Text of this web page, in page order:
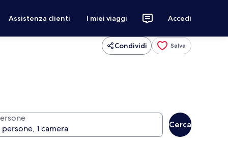
Assistenza clienti I miei viaggi Accedi
Condividi Salva
Cerca